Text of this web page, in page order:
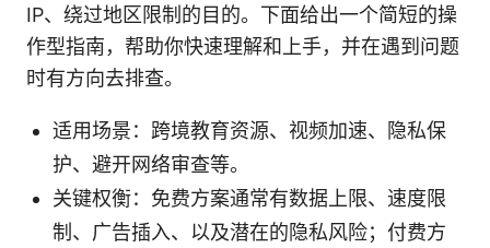
IP、绕过地区限制的目的。下面给出一个简短的操
作型指南，帮助你快速理解和上手，并在遇到问题
时有方向去排查。
适用场景：跨境教育资源、视频加速、隐私保
护、避开网络审查等。
关键权衡：免费方案通常有数据上限、速度限
制、广告插入、以及潜在的隐私风险；付费方